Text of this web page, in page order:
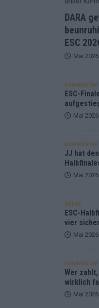
Feuerwerk
chancenlos!
DARA
ESC
Mai 2026
KOMMENTAR
ESC-
Mai 2026
KOMMENTAR
JJ hat
Mai 2026
EXTRA
ESC-
vier
Mai 2026
KOMMENTAR
Wer
wirklich
Mai 2026